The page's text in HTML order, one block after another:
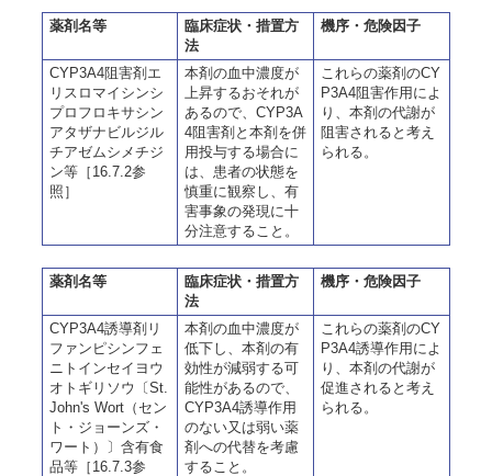
薬剤名等
臨床症状・措置方
法
機序・危険因子
CYP3A4阻害剤エ
リスロマイシンシ
プロフロキサシン
アタザナビルジル
チアゼムシメチジ
ン等［16.7.2参
照］
本剤の血中濃度が
上昇するおそれが
あるので、CYP3A
4阻害剤と本剤を併
用投与する場合に
は、患者の状態を
慎重に観察し、有
害事象の発現に十
分注意すること。
これらの薬剤のCY
P3A4阻害作用によ
り、本剤の代謝が
阻害されると考え
られる。
薬剤名等
臨床症状・措置方
法
機序・危険因子
CYP3A4誘導剤リ
ファンピシンフェ
ニトインセイヨウ
オトギリソウ〔St.
John's Wort（セン
ト・ジョーンズ・
ワート）〕含有食
品等［16.7.3参
本剤の血中濃度が
低下し、本剤の有
効性が減弱する可
能性があるので、
CYP3A4誘導作用
のない又は弱い薬
剤への代替を考慮
すること。
これらの薬剤のCY
P3A4誘導作用によ
り、本剤の代謝が
促進されると考え
られる。